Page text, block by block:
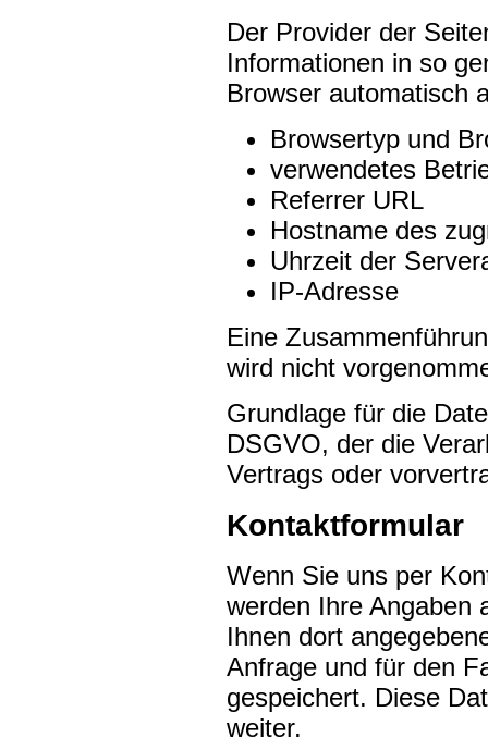
Der Provider der
Informationen in so
Browser automatisch
Browsertyp und
verwendetes
Referrer URL
Hostname des
Uhrzeit der
IP-Adresse
Eine
wird nicht
Grundlage für die
DSGVO, der die
Vertrags oder
Kontaktformular
Wenn Sie uns per
werden Ihre Angaben
Ihnen dort
Anfrage und für den
gespeichert. Diese
weiter.